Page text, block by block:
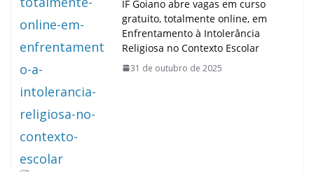
IF Goiano abre vagas em curso
gratuito, totalmente online, em
Enfrentamento à Intolerância
Religiosa no Contexto Escolar
31 de outubro de 2025